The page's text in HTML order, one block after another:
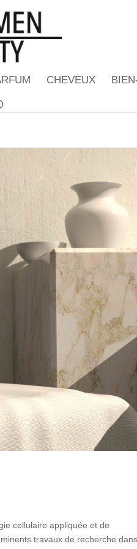
CHEVEUX
cellulaire appliquée et de
travaux de recherche